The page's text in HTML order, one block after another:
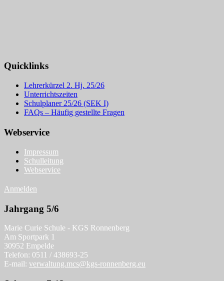
Quicklinks
Lehrerkürzel 2. Hj. 25/26
Unterrichtszeiten
Schulplaner 25/26 (SEK I)
FAQs – Häufig gestellte Fragen
Webservice
Impressum
Schulleitung
Webservice
Anmelden
Jahrgang 5/6
Marie Curie Schule - KGS Ronnenberg
Am Sportpark 1
30952 Empelde
Telefon: 0511 / 438693-25
E-mail: verwaltung.mcs@kgs-ronnenberg.eu